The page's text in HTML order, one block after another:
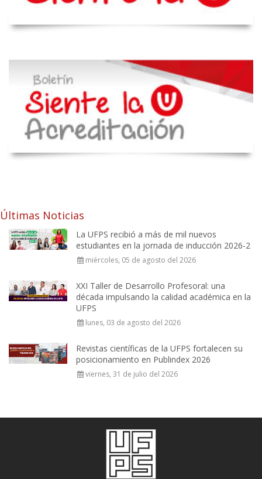
Últimas Noticias
La UFPS recibió a más de mil nuevos
estudiantes en la jornada de inducción 2026-2
miércoles, 05 de agosto del 2026
XXI Taller de Desarrollo Profesoral: una
década impulsando la calidad académica en la
UFPS
lunes, 03 de agosto del 2026
Revistas científicas de la UFPS fortalecen su
posicionamiento en Publindex 2026
viernes, 31 de julio del 2026